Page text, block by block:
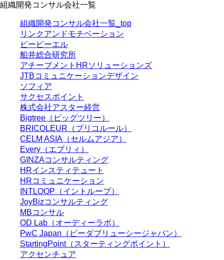
組織開発コンサル会社一覧
組織開発コンサル会社一覧_top
リンクアンドモチベーション
ビービーエル
船井総合研究所
アチーブメントHRソリューションズ
JTBコミュニケーションデザイン
ソフィア
サクセスポイント
株式会社アスター経営
Bigtree（ビッグツリー）
BRICOLEUR（ブリコルール）
CELM ASIA（セルムアジア）
Every（エブリィ）
GINZAコンサルティング
HRインスティテュート
HRコミュニケーション
INTLOOP（イントループ）
JoyBizコンサルティング
MBコンサル
OD Lab（オーディーラボ）
PwC Japan（ピーダブリューシージャパン）
StartingPoint（スターティングポイント）
アクセンチュア